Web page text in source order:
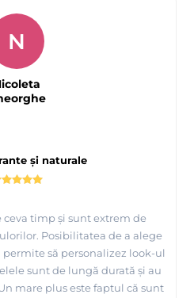
și naturale
ceva timp și sunt extrem de
Posibilitatea de a alege
să personalizez look-ul
sunt de lungă durată și au
mare plus este faptul că sunt
N